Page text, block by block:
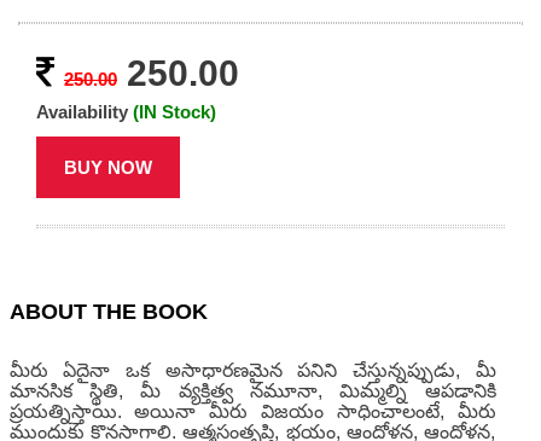
250.00 250.00
Availability (IN Stock)
BUY NOW
ABOUT THE BOOK
మీరు ఏదైనా ఒక అసాధారణమైన పనిని చేస్తున్నప్పుడు, మీ
మానసిక స్థితి, మీ వ్యక్తిత్వ నమూనా, మిమ్మల్ని ఆపడానికి
ప్రయత్నిస్తాయి. అయినా మీరు విజయం సాధించాలంటే, మీరు
ముందుకు కొనసాగాలి. ఆత్మసంతృప్తి, భయం, ఆందోళన, ఆందోళన,